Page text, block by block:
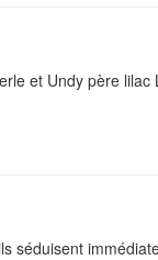
et Undy père
séduisent